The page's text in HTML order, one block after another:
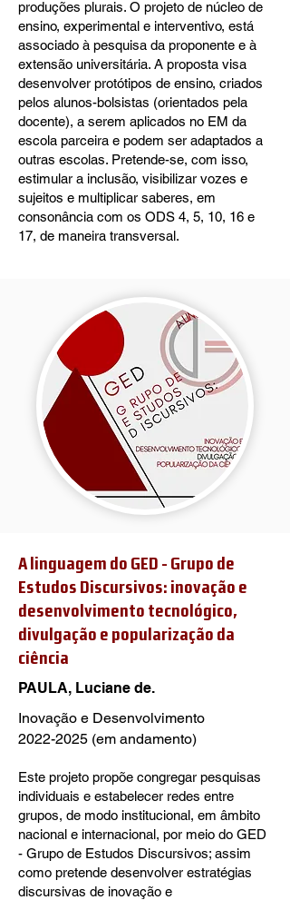
produções plurais. O projeto de núcleo de
ensino, experimental e interventivo, está
associado à pesquisa da proponente e à
extensão universitária. A proposta visa
desenvolver protótipos de ensino, criados
pelos alunos-bolsistas (orientados pela
docente), a serem aplicados no EM da
escola parceira e podem ser adaptados a
outras escolas. Pretende-se, com isso,
estimular a inclusão, visibilizar vozes e
sujeitos e multiplicar saberes, em
consonância com os ODS 4, 5, 10, 16 e
17, de maneira transversal.
A linguagem do GED - Grupo de
Estudos Discursivos: inovação e
desenvolvimento tecnológico,
divulgação e popularização da
ciência
PAULA, Luciane de.
Inovação e Desenvolvimento
2022-2025 (em andamento)
Este projeto propõe congregar pesquisas
individuais e estabelecer redes entre
grupos, de modo institucional, em âmbito
nacional e internacional, por meio do GED
- Grupo de Estudos Discursivos; assim
como pretende desenvolver estratégias
discursivas de inovação e